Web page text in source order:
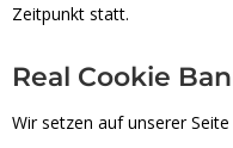
Zeitpunkt statt.
Real Cookie
Wir setzen auf unserer